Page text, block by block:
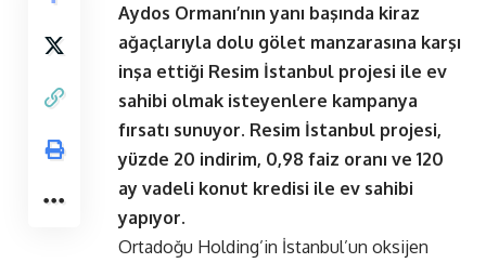
Aydos Ormanı’nın yanı başında kiraz
ağaçlarıyla dolu gölet manzarasına karşı
inşa ettiği Resim İstanbul projesi ile ev
sahibi olmak isteyenlere kampanya
fırsatı sunuyor. Resim İstanbul projesi,
yüzde 20 indirim, 0,98 faiz oranı ve 120
ay vadeli konut kredisi ile ev sahibi
yapıyor.
Ortadoğu Holding’in İstanbul’un oksijen